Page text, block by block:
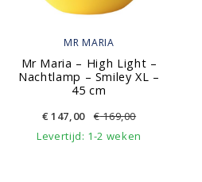
MR MARIA
Mr Maria – High Light –
Nachtlamp – Smiley XL –
45 cm
€ 147,00 €169,00
Levertijd: 1-2 weken